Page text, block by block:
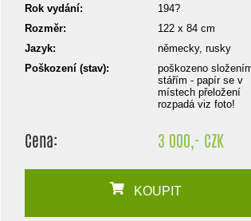
Rok vydání:
194?
Rozměr:
122 x 84 cm
Jazyk:
německy, rusky
Poškození (stav):
poškozeno
stářím - papír se v
místech přeložení
rozpadá viz foto!
Cena: 3 000,- CZK
KOUPIT